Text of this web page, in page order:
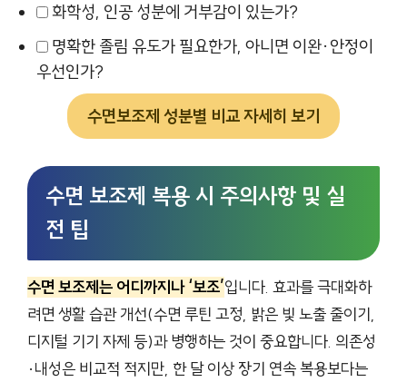
화학성, 인공 성분에 거부감이 있는가?
명확한 졸림 유도가 필요한가, 아니면 이완·안정이
우선인가?
수면보조제 성분별 비교 자세히 보기
수면 보조제 복용 시 주의사항 및 실
전 팁
수면 보조제는 어디까지나 ‘보조’입니다. 효과를 극대화하
려면 생활 습관 개선(수면 루틴 고정, 밝은 빛 노출 줄이기,
디지털 기기 자제 등)과 병행하는 것이 중요합니다. 의존성
·내성은 비교적 적지만, 한 달 이상 장기 연속 복용보다는